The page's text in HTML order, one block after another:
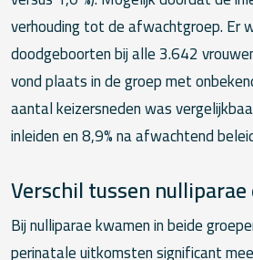
verhouding tot de afwachtgroep. Er
doodgeboorten bij alle 3.642
vond plaats in de groep met
aantal keizersneden was
inleiden en 8,9% na afwachtend
Verschil tussen
Bij nulliparae kwamen in beide
perinatale uitkomsten significant